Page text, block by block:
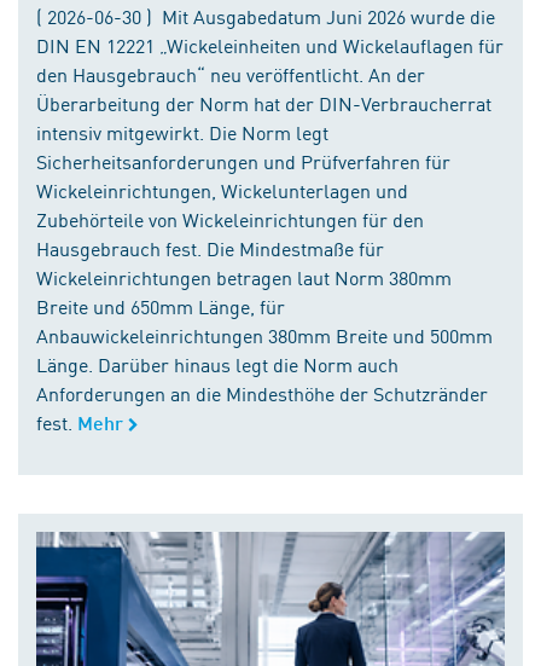
( 2026-06-30 ) Mit Ausgabedatum Juni 2026 wurde die
DIN EN 12221 „Wickeleinheiten und Wickelauflagen für
den Hausgebrauch“ neu veröffentlicht. An der
Überarbeitung der Norm hat der DIN-Verbraucherrat
intensiv mitgewirkt. Die Norm legt
Sicherheitsanforderungen und Prüfverfahren für
Wickeleinrichtungen, Wickelunterlagen und
Zubehörteile von Wickeleinrichtungen für den
Hausgebrauch fest. Die Mindestmaße für
Wickeleinrichtungen betragen laut Norm 380mm
Breite und 650mm Länge, für
Anbauwickeleinrichtungen 380mm Breite und 500mm
Länge. Darüber hinaus legt die Norm auch
Anforderungen an die Mindesthöhe der Schutzränder
fest. Mehr